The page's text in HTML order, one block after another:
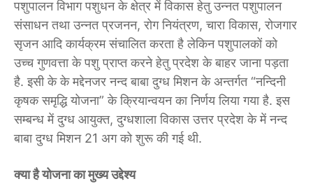
पशुपालन विभाग पशुधन के क्षेत्र में विकास हेतु उन्नत पशुपालन
संसाधन तथा उन्नत प्रजनन, रोग नियंत्रण, चारा विकास, रोजगार
सृजन आदि कार्यक्रम संचालित करता है लेकिन पशुपालकों को
उच्च गुणवत्ता के पशु प्राप्त करने हेतु प्रदेश के बाहर जाना पड़ता
है. इसी के के मद्देनजर नन्द बाबा दुग्ध मिशन के अन्तर्गत “नन्दिनी
कृषक समृद्धि योजना” के क्रियान्वयन का निर्णय लिया गया है. इस
सम्बन्ध में दुग्ध आयुक्त, दुग्धशाला विकास उत्तर प्रदेश के में नन्द
बाबा दुग्ध मिशन 21 अग को शुरू की गई थी.
क्या है योजना का मुख्य उद्देश्य